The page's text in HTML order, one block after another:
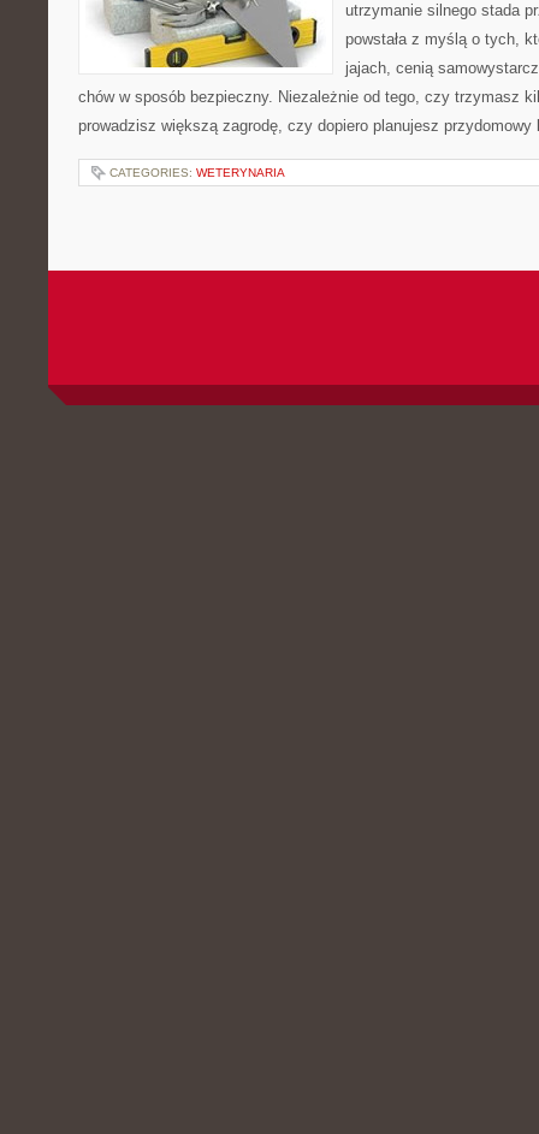
utrzymanie silnego stada
powstała z myślą o tych,
jajach, cenią
chów w sposób bezpieczny. Niezależnie od tego, czy trzymasz
prowadzisz większą zagrodę, czy dopiero planujesz
CATEGORIES: WETERYNARIA